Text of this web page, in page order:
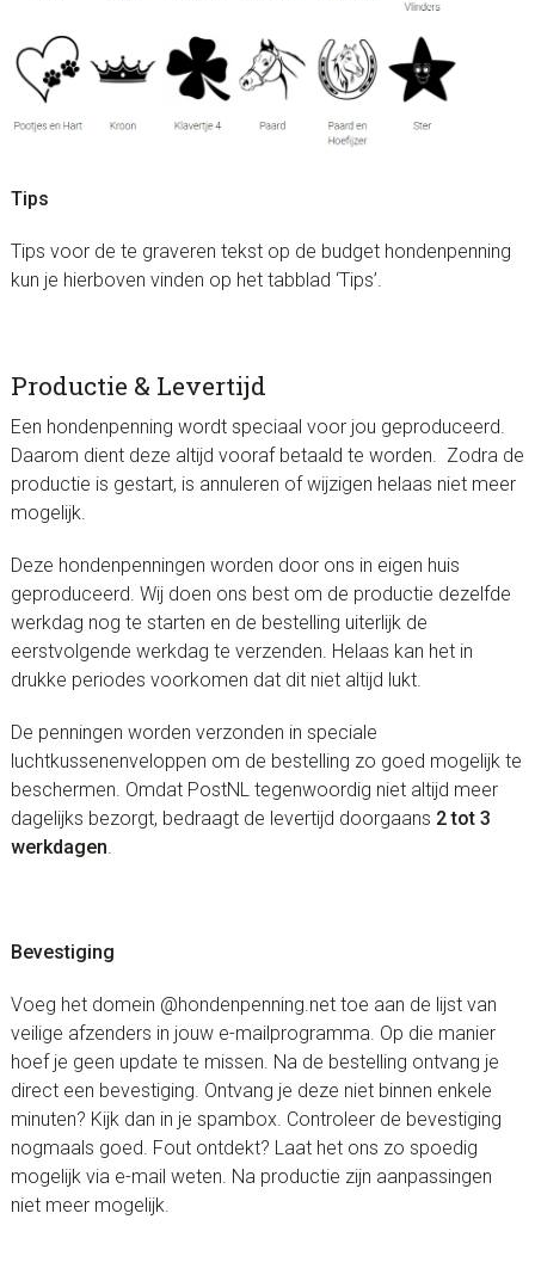
Tips
Tips voor de te graveren tekst op de budget hondenpenning
kun je hierboven vinden op het tabblad ‘Tips’.
Productie & Levertijd
Een hondenpenning wordt speciaal voor jou geproduceerd.
Daarom dient deze altijd vooraf betaald te worden. Zodra de
productie is gestart, is annuleren of wijzigen helaas niet meer
mogelijk.
Deze hondenpenningen worden door ons in eigen huis
geproduceerd. Wij doen ons best om de productie dezelfde
werkdag nog te starten en de bestelling uiterlijk de
eerstvolgende werkdag te verzenden. Helaas kan het in
drukke periodes voorkomen dat dit niet altijd lukt.
De penningen worden verzonden in speciale
luchtkussenenveloppen om de bestelling zo goed mogelijk te
beschermen. Omdat PostNL tegenwoordig niet altijd meer
dagelijks bezorgt, bedraagt de levertijd doorgaans 2 tot 3
werkdagen.
Bevestiging
Voeg het domein @hondenpenning.net toe aan de lijst van
veilige afzenders in jouw e-mailprogramma. Op die manier
hoef je geen update te missen. Na de bestelling ontvang je
direct een bevestiging. Ontvang je deze niet binnen enkele
minuten? Kijk dan in je spambox. Controleer de bevestiging
nogmaals goed. Fout ontdekt? Laat het ons zo spoedig
mogelijk via e-mail weten. Na productie zijn aanpassingen
niet meer mogelijk.